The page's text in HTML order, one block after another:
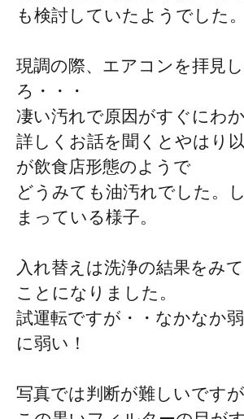
も検討していたようでした。
現調の際、エアコンを拝見
ろ・・・
凄い汚れで原因がすぐにわ
詳しくお話を聞くとやはり
が飲食店形態のようで
どうみても油汚れでした。
まっている様子。
入れ替えは洗浄の結果をみ
ことになりました。
試運転ですが・・なかなか
に弱い！
写真では判断が難しいですが